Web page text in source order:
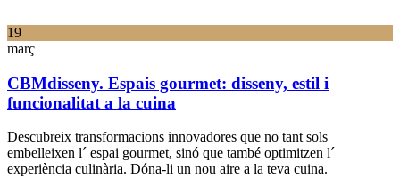
19
març
CBMdisseny. Espais gourmet: disseny, estil i
funcionalitat a la cuina
Descubreix transformacions innovadores que no tant sols
embelleixen l´ espai gourmet, sinó que també optimitzen l´
experiència culinària. Dóna-li un nou aire a la teva cuina.